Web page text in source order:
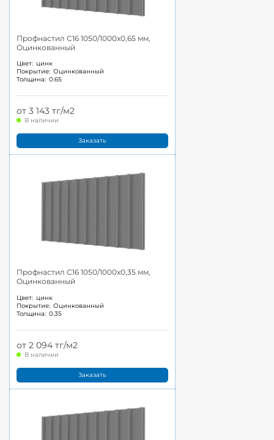
Профнастил С16 1050/1000x0,65 мм,
Оцинкованный
Цвет: цинк
Покрытие: Оцинкованный
Толщина: 0.65
от 3 143 тг/м2
В наличии
Заказать
Профнастил С16 1050/1000x0,35 мм,
Оцинкованный
Цвет: цинк
Покрытие: Оцинкованный
Толщина: 0.35
от 2 094 тг/м2
В наличии
Заказать